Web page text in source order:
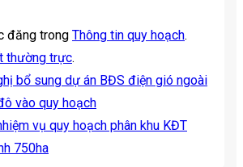
đăng trong Thông tin quy hoạch.
thường trực.
bổ sung dự án BĐS điện gió ngoài
vào quy hoạch
vụ quy hoạch phân khu KĐT
750ha